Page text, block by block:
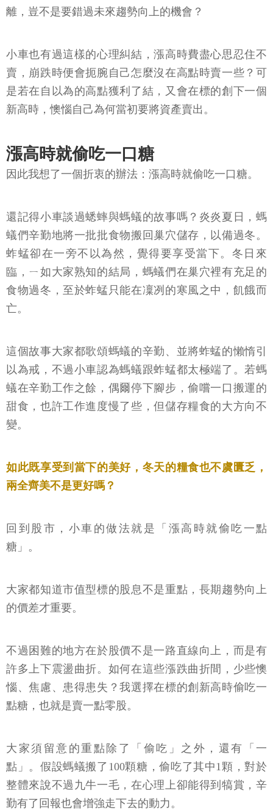
離，豈不是要錯過未來趨勢向上的機會？
小車也有過這樣的心理糾結，漲高時費盡心思忍住不
賣，崩跌時便會扼腕自己怎麼沒在高點時賣一些？可
是若在自以為的高點獲利了結，又會在標的創下一個
新高時，懊惱自己為何當初要將資產賣出。
漲高時就偷吃一口糖
因此我想了一個折衷的辦法：漲高時就偷吃一口糖。
還記得小車談過蟋蟀與螞蟻的故事嗎？炎炎夏日，螞
蟻們辛勤地將一批批食物搬回巢穴儲存，以備過冬。
蚱蜢卻在一旁不以為然，覺得要享受當下。冬日來
臨，ㄧ如大家熟知的結局，螞蟻們在巢穴裡有充足的
食物過冬，至於蚱蜢只能在凜冽的寒風之中，飢餓而
亡。
這個故事大家都歌頌螞蟻的辛勤、並將蚱蜢的懶惰引
以為戒，不過小車認為螞蟻跟蚱蜢都太極端了。若螞
蟻在辛勤工作之餘，偶爾停下腳步，偷嚐一口搬運的
甜食，也許工作進度慢了些，但儲存糧食的大方向不
變。
如此既享受到當下的美好，冬天的糧食也不虞匱乏，
兩全齊美不是更好嗎？
回到股市，小車的做法就是「漲高時就偷吃一點
糖」。
大家都知道市值型標的股息不是重點，長期趨勢向上
的價差才重要。
不過困難的地方在於股價不是一路直線向上，而是有
許多上下震盪曲折。如何在這些漲跌曲折間，少些懊
惱、焦慮、患得患失？我選擇在標的創新高時偷吃一
點糖，也就是賣一點零股。
大家須留意的重點除了「偷吃」之外，還有「一
點」。假設螞蟻搬了100顆糖，偷吃了其中1顆，對於
整體來說不過九牛一毛，在心理上卻能得到犒賞，辛
勤有了回報也會增強走下去的動力。